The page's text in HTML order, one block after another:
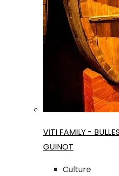
VITI FAMILY -
GUINOT
Culture